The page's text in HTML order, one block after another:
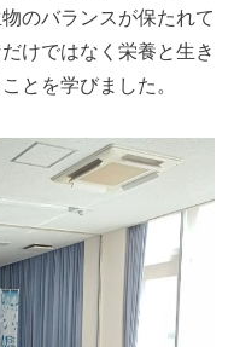
のバランスが保たれて
けではなく栄養と生き
とを学びました。